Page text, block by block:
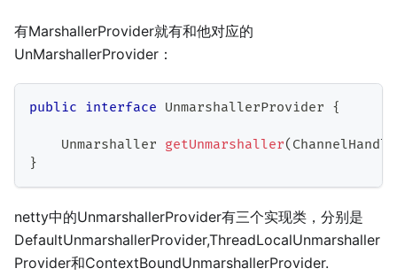
有MarshallerProvider就有和他对应的
UnMarshallerProvider：
public interface UnmarshallerProvider {
Unmarshaller getUnmarshaller(
}
netty中的UnmarshallerProvider有三个实现类，分别是
DefaultUnmarshallerProvider,ThreadLocalUnmarshaller
Provider和ContextBoundUnmarshallerProvider.